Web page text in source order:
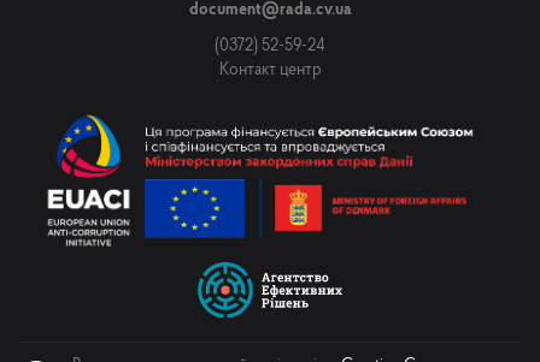
document@rada.cv.ua
(0372) 52-59-24
Контакт центр